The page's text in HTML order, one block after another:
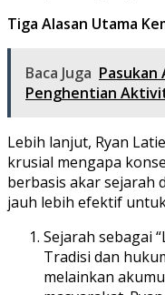
Tiga Alasan Utama
Baca Juga Pasukan
Penghentian
Lebih lanjut, Ryan
krusial mengapa
berbasis akar sejarah
jauh lebih efektif
Sejarah sebagai
Tradisi dan
melainkan